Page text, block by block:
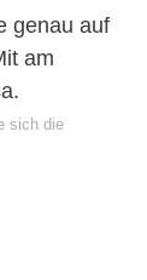
genau auf
am
sich die